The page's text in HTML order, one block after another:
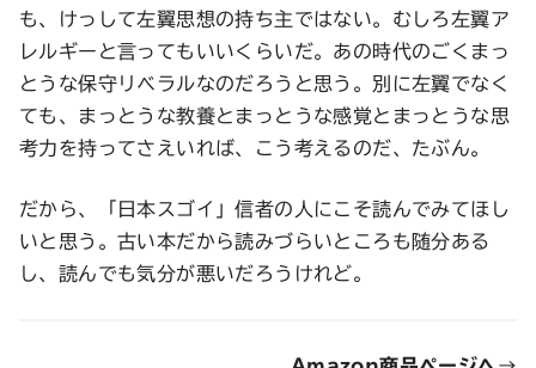
も、けっして左翼思想の持ち主ではない。むしろ左翼ア
レルギーと言ってもいいくらいだ。あの時代のごくまっ
とうな保守リベラルなのだろうと思う。別に左翼でなく
ても、まっとうな教養とまっとうな感覚とまっとうな思
考力を持ってさえいれば、こう考えるのだ、たぶん。
だから、「日本スゴイ」信者の人にこそ読んでみてほし
いと思う。古い本だから読みづらいところも随分ある
し、読んでも気分が悪いだろうけれど。